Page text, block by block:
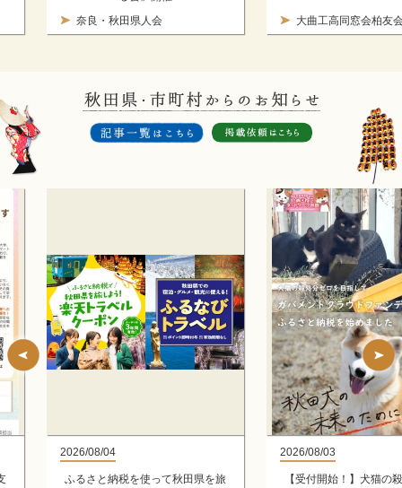
奈良・秋田県人会 大曲工高同窓会柏友
2026/08/04
ふるさと納税を使って秋田県を旅
2026/08/03
【受付開始！】犬猫の